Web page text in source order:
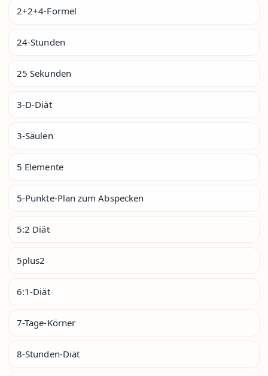
2+2+4-Formel
24-Stunden
25 Sekunden
3-D-Diät
3-Säulen
5 Elemente
5-Punkte-Plan zum Abspecken
5:2 Diät
5plus2
6:1-Diät
7-Tage-Körner
8-Stunden-Diät